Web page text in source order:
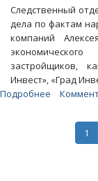
Следственный
дела по фактам
компаний
застройщиков,
Инвест», «Град
Подробнее
Алексея
Абасова1